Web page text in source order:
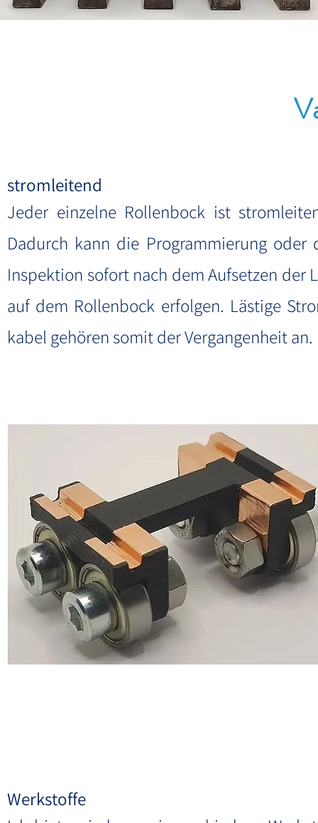
stromleitend
Jeder einzelne Rollenbock ist
Dadurch kann die Programmierung oder
Inspektion sofort nach dem Aufsetzen der
auf dem Rollenbock erfolgen. Lästige
kabel gehören somit der Vergangenheit an.
Werkstoffe